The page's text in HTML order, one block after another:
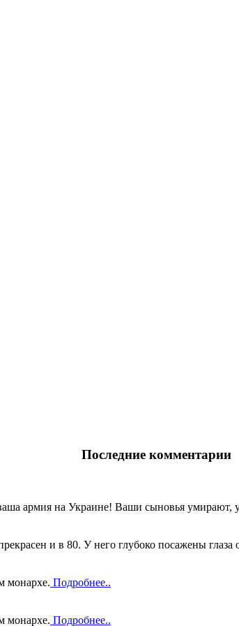
Последние комментарии
армия на Украине! Ваши сыновья умирают,
и в 80. У него глубоко посажены
монархе. Подробнее..
монархе. Подробнее..